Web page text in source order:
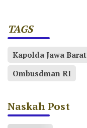
TAGS
Kapolda Jawa Barat
Ombusdman RI
Naskah Post